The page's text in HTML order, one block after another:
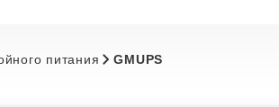
питания GMUPS